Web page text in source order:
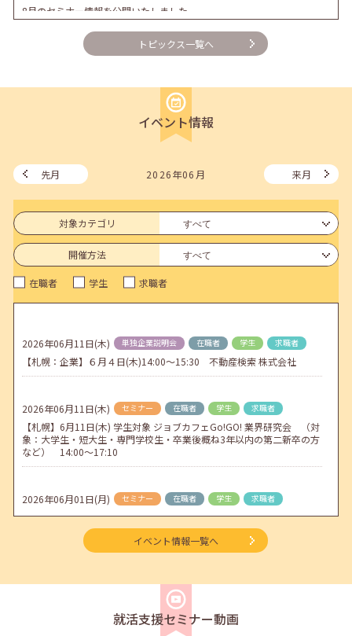
8月のセミナー情報を公開いたしました。
2026年07月01日(水) 企業向け
企業様向けセミナー「現場を巻き込む！人事のための『越境人材育
jobcafeからのお知らせ
7月のセミナー情報を公開いたしました。
メールカウンセリング、就職決定報告フォーム復旧いたしました。
2026年05月25日(月) jobcafeからのお知らせ
6月のセミナー情報を公開いたしました。
2026年05月01日(金) jobcafeからのお知らせ
連休前後（ゴールデンウィーク）のメールキャリア・アドバイス対応
についてのお知らせ
2026年04月02日(木) jobcafeからのお知らせ
トピックス一覧へ
イベント情報
先月 2026年06月 来月
対象カテゴリ
開催方法
在職者 学生 求職者
2026年06月11日(木) 単独企業説明会 在職者 学生 求職者
【札幌：企業】６月４日(木)14:00～15:30 不動産検索 株式会社
2026年06月11日(木) セミナー 在職者 学生 求職者
【札幌】6月11日(木) 学生対象 ジョブカフェGo!GO! 業界研究会 （対
象：大学生・短大生・専門学校生・卒業後概ね3年以内の第二新卒の方
など） 14:00～17:10
2026年06月01日(月) セミナー 在職者 学生 求職者
【函館・対面】6月3日（水）就勝塾 就活ストレス解消法 13:30～14:30
【帯広・対面】6月5日（金）就勝塾 求人票の見方 11:00～11:40
セミナー 在職者 学生
イベント情報一覧へ
就活支援セミナー動画